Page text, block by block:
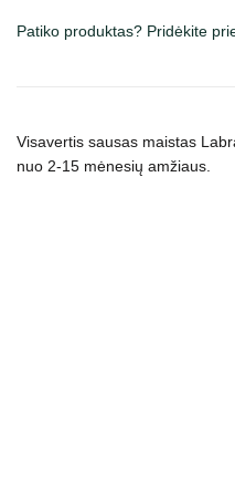
Retriever
šuniukams
Patiko produktas? Pridėkite
Visavertis sausas maistas
nuo 2-15 mėnesių amžiaus.